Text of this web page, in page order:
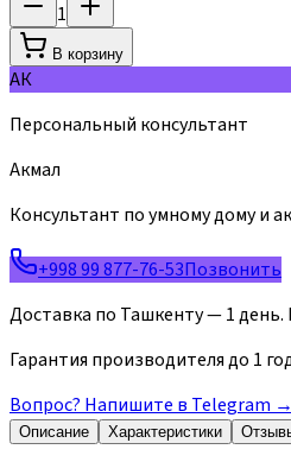
1
В корзину
АК
Персональный консультант
Акмал
Консультант по умному дому и
+998 99 877-76-53Позвонить
Доставка по Ташкенту — 1 день.
Гарантия производителя до 1
Вопрос? Напишите в Telegram →
Описание Характеристики